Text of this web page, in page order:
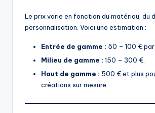
Le prix varie en fonction du matériau, du
personnalisation. Voici une estimation :
Entrée de gamme : 50 – 100 € par
Milieu de gamme : 150 – 300 €.
Haut de gamme : 500 € et plus
créations sur mesure.